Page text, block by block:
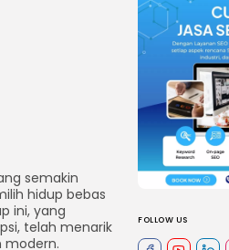
FOLLOW US
semakin
hidup bebas
ini, yang
telah menarik
modern.